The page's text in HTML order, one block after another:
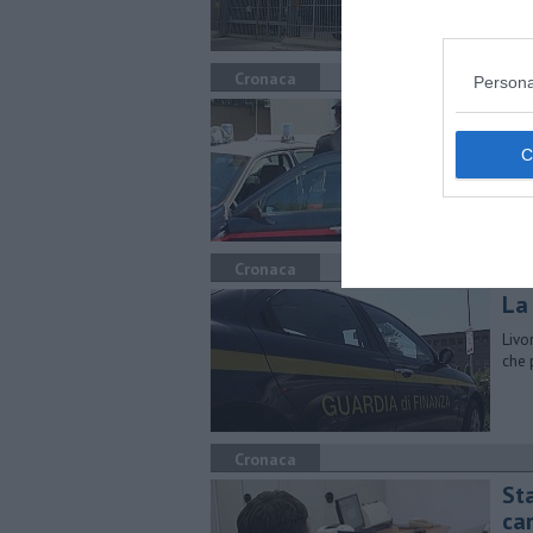
Cronaca
Cronaca
che
Cronaca